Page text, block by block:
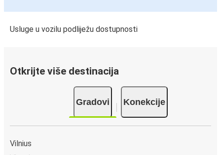
Usluge u vozilu podliježu dostupnosti
Otkrijte više destinacija
Gradovi Konekcije
Vilnius